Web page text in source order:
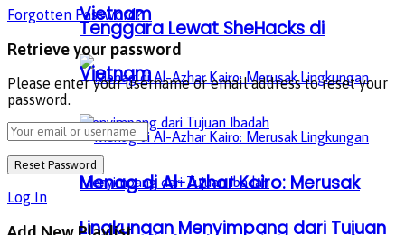
Vietnam
Menag di Al-Azhar Kairo: Merusak
Lingkungan Menyimpang dari Tujuan
Tenggara Lewat SheHacks di
Vietnam
Forgotten Password?
Retrieve your password
Please enter your username or email address to reset your
password.
Log In